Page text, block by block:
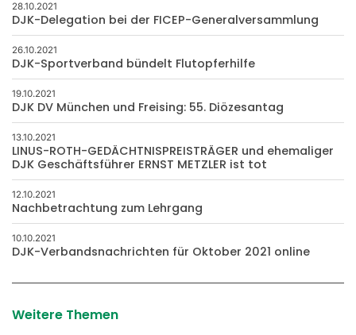
28.10.2021
DJK-Delegation bei der FICEP-Generalversammlung
26.10.2021
DJK-Sportverband bündelt Flutopferhilfe
19.10.2021
DJK DV München und Freising: 55. Diözesantag
13.10.2021
LINUS-ROTH-GEDÄCHTNISPREISTRÄGER und ehemaliger
DJK Geschäftsführer ERNST METZLER ist tot
12.10.2021
Nachbetrachtung zum Lehrgang
10.10.2021
DJK-Verbandsnachrichten für Oktober 2021 online
Weitere Themen